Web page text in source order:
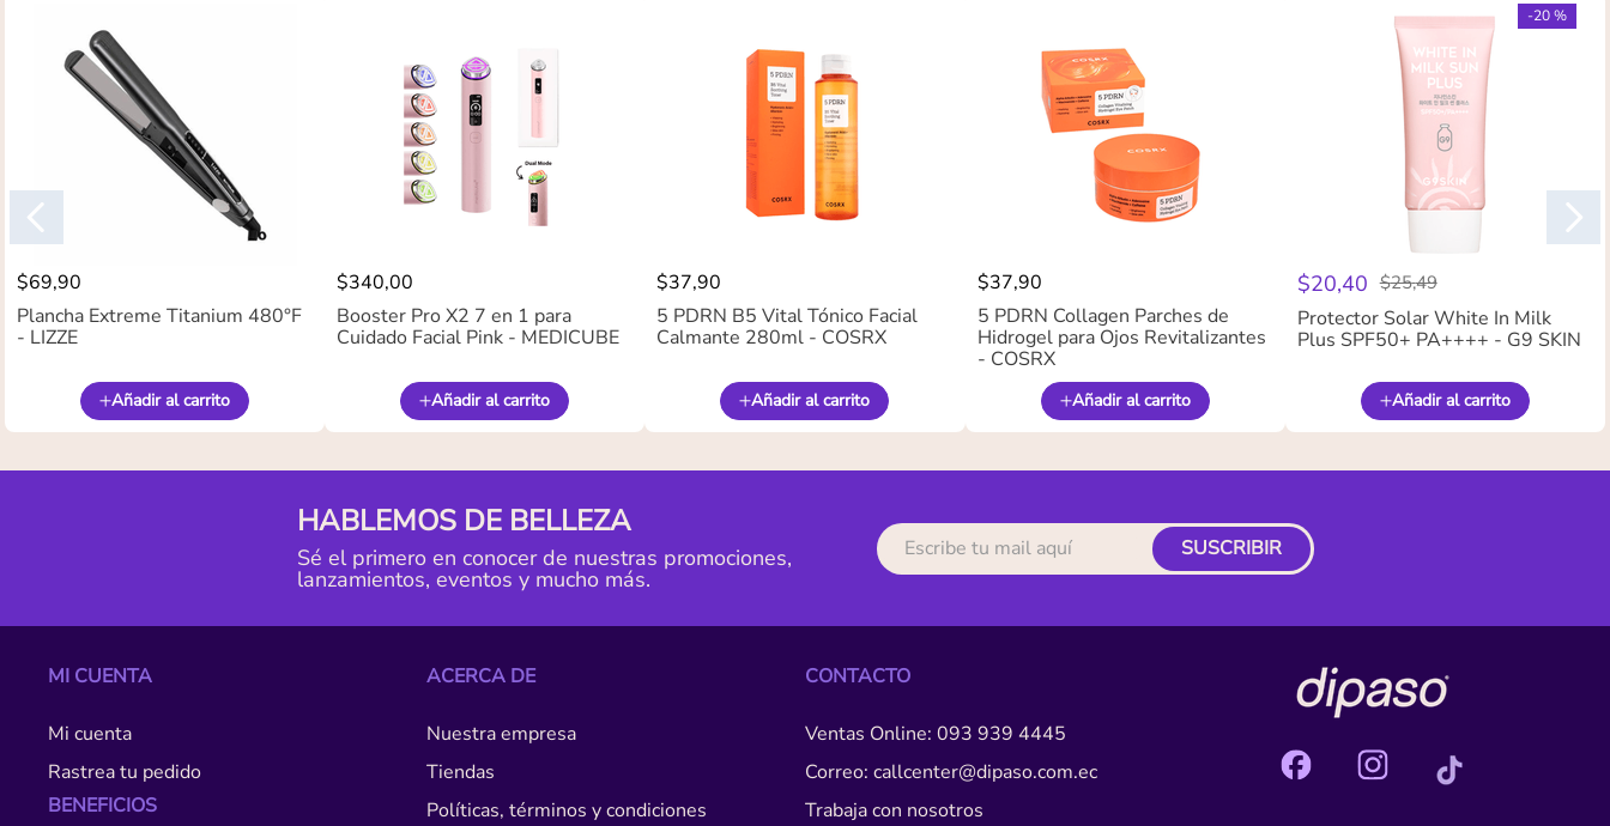
$69,90
Plancha Extreme Titanium 480°F
- LIZZE
Añadir al carrito
$340,00
Booster Pro X2 7 en 1 para
Cuidado Facial Pink - MEDICUBE
Añadir al carrito
$37,90
5 PDRN B5 Vital Tónico Facial
Calmante 280ml - COSRX
Añadir al carrito
$37,90
5 PDRN Collagen Parches de
Hidrogel para Ojos Revitalizantes
- COSRX
Añadir al carrito
-20 %
$20,40 $25,49
Protector Solar White In Milk
Plus SPF50+ PA++++ - G9 SKIN
Añadir al carrito
HABLEMOS DE BELLEZA
Sé el primero en conocer de nuestras promociones,
lanzamientos, eventos y mucho más.
SUSCRIBIR
MI CUENTA
Mi cuenta
Rastrea tu pedido
BENEFICIOS
ACERCA DE
Nuestra empresa
Tiendas
Políticas, términos y condiciones
CONTACTO
Ventas Online: 093 939 4445
Correo: callcenter@dipaso.com.ec
Trabaja con nosotros